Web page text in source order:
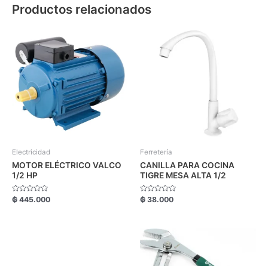
Productos relacionados
Electricidad
MOTOR ELÉCTRICO VALCO
1/2 HP
Valorado
con
₲ 445.000
Ferretería
CANILLA PARA COCINA
TIGRE MESA ALTA 1/2
Valorado
con
₲ 38.000